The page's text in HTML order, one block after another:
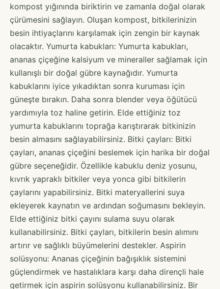
kompost yığınında biriktirin ve zamanla doğal olarak
çürümesini sağlayın. Oluşan kompost, bitkilerinizin
besin ihtiyaçlarını karşılamak için zengin bir kaynak
olacaktır. Yumurta kabukları: Yumurta kabukları,
ananas çiçeğine kalsiyum ve mineraller sağlamak için
kullanışlı bir doğal gübre kaynağıdır. Yumurta
kabuklarını iyice yıkadıktan sonra kuruması için
güneşte bırakın. Daha sonra blender veya öğütücü
yardımıyla toz haline getirin. Elde ettiğiniz toz
yumurta kabuklarını toprağa karıştırarak bitkinizin
besin almasını sağlayabilirsiniz. Bitki çayları: Bitki
çayları, ananas çiçeğini beslemek için harika bir doğal
gübre seçeneğidir. Özellikle kabuklu deniz yosunu,
kıvrık yapraklı bitkiler veya yonca gibi bitkilerin
çaylarını yapabilirsiniz. Bitki materyallerini suya
ekleyerek kaynatın ve ardından soğumasını bekleyin.
Elde ettiğiniz bitki çayını sulama suyu olarak
kullanabilirsiniz. Bitki çayları, bitkilerin besin alımını
artırır ve sağlıklı büyümelerini destekler. Aspirin
solüsyonu: Ananas çiçeğinin bağışıklık sistemini
güçlendirmek ve hastalıklara karşı daha dirençli hale
getirmek için aspirin solüsyonu kullanabilirsiniz. Bir